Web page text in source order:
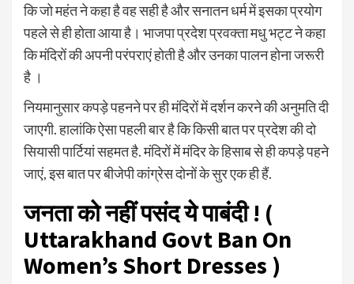
कि जो महंत ने कहा है वह सही है और सनातन धर्म में इसका प्रयोग
पहले से ही होता आया है। भाजपा प्रदेश प्रवक्ता मधु भट्ट ने कहा
कि मंदिरों की अपनी परंपराएं होती है और उनका पालन होना जरूरी
है ।
नियमानुसार कपड़े पहनने पर ही मंदिरों में दर्शन करने की अनुमति दी
जाएगी. हालांकि ऐसा पहली बार है कि किसी बात पर प्रदेश की दो
सियासी पार्टियां सहमत है. मंदिरों में मंदिर के हिसाब से ही कपड़े पहने
जाएं, इस बात पर बीजेपी कांग्रेस दोनों के सुर एक ही हैं.
जनता को नहीं पसंद ये पाबंदी ! (
Uttarakhand Govt Ban On
Women’s Short Dresses )